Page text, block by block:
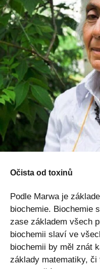
Očista od toxinů
Podle Marwa je
biochemie. Biochemie
zase základem všech
biochemii slaví ve
biochemii by měl znát
základy matematiky,